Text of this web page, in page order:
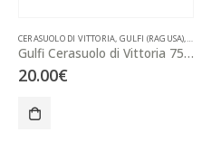
CERASUOLO DI VITTORIA, GULFI (RAGUSA), VINI
Gulfi Cerasuolo di Vittoria 75 cl
20.00€